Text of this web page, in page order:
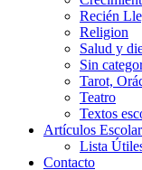
Recién
Religion
Salud y
Sin
Tarot,
Teatro
Textos
Artículos
Lista
Contacto